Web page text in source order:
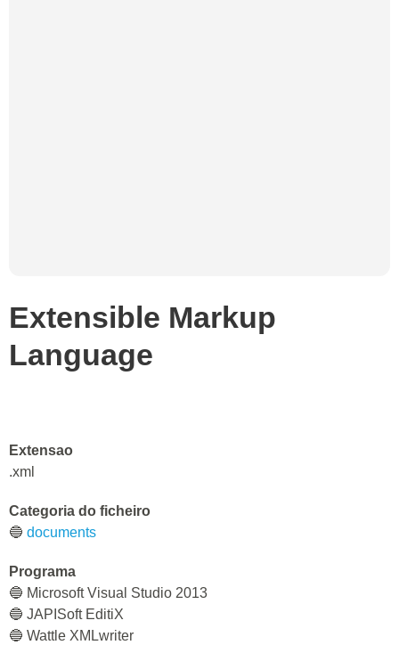
Extensible Markup
Language
Extensao
.xml
Categoria do ficheiro
🔵 documents
Programa
🔵 Microsoft Visual Studio 2013
🔵 JAPISoft EditiX
🔵 Wattle XMLwriter